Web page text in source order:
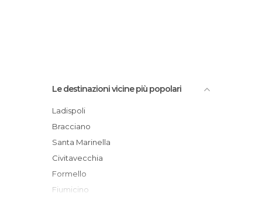
Le destinazioni vicine più popolari
Ladispoli
Bracciano
Santa Marinella
Civitavecchia
Formello
Fiumicino